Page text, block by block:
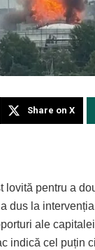
Share on X
pentru a
dus la
ale
indică cel puțin